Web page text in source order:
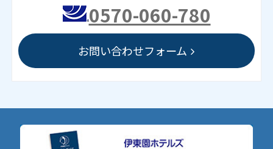
0570-060-780
お問い合わせフォーム